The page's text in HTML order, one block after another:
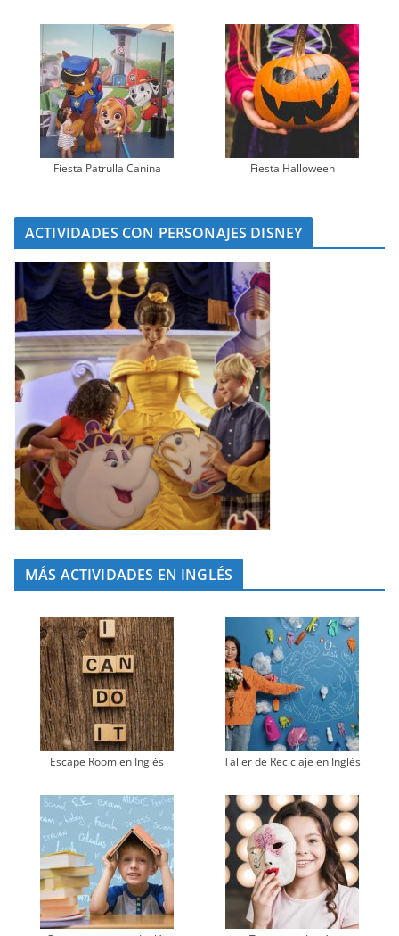
Fiesta Patrulla Canina Fiesta Halloween
ACTIVIDADES CON PERSONAJES DISNEY
MÁS ACTIVIDADES EN INGLÉS
Escape Room en Inglés Taller de Reciclaje en Inglés